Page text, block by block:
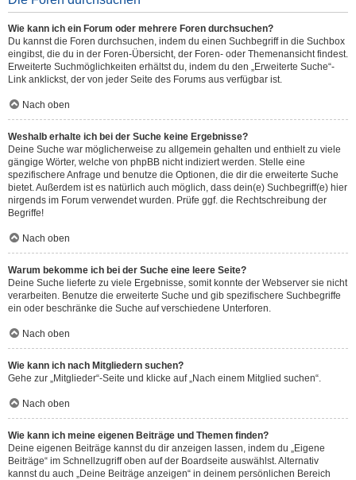
Wie kann ich ein Forum oder mehrere Foren durchsuchen?
Du kannst die Foren durchsuchen, indem du einen Suchbegriff in die Suchbox
eingibst, die du in der Foren-Übersicht, der Foren- oder Themenansicht findest.
Erweiterte Suchmöglichkeiten erhältst du, indem du den „Erweiterte Suche“-
Link anklickst, der von jeder Seite des Forums aus verfügbar ist.
Nach oben
Weshalb erhalte ich bei der Suche keine Ergebnisse?
Deine Suche war möglicherweise zu allgemein gehalten und enthielt zu viele
gängige Wörter, welche von phpBB nicht indiziert werden. Stelle eine
spezifischere Anfrage und benutze die Optionen, die dir die erweiterte Suche
bietet. Außerdem ist es natürlich auch möglich, dass dein(e) Suchbegriff(e) hier
nirgends im Forum verwendet wurden. Prüfe ggf. die Rechtschreibung der
Begriffe!
Nach oben
Warum bekomme ich bei der Suche eine leere Seite?
Deine Suche lieferte zu viele Ergebnisse, somit konnte der Webserver sie nicht
verarbeiten. Benutze die erweiterte Suche und gib spezifischere Suchbegriffe
ein oder beschränke die Suche auf verschiedene Unterforen.
Nach oben
Wie kann ich nach Mitgliedern suchen?
Gehe zur „Mitglieder“-Seite und klicke auf „Nach einem Mitglied suchen“.
Nach oben
Wie kann ich meine eigenen Beiträge und Themen finden?
Deine eigenen Beiträge kannst du dir anzeigen lassen, indem du „Eigene
Beiträge“ im Schnellzugriff oben auf der Boardseite auswählst. Alternativ
kannst du auch „Deine Beiträge anzeigen“ in deinem persönlichen Bereich